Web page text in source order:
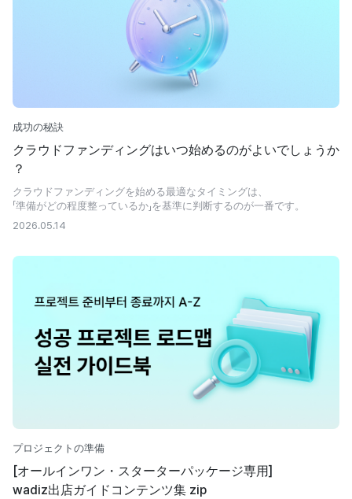
成功の秘訣
クラウドファンディングはいつ始めるのがよいでしょうか
？
クラウドファンディングを始める最適なタイミングは、
「準備がどの程度整っているか」を基準に判断するのが一番です。
2026.05.14
プロジェクトの準備
[オールインワン・スターターパッケージ専用]
wadiz出店ガイドコンテンツ集 zip